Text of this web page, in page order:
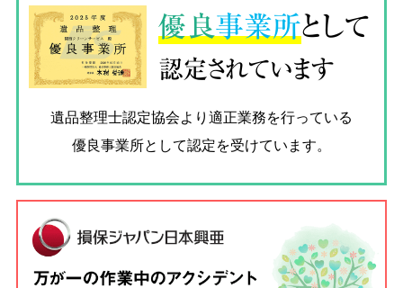
優良事業所として
認定されています
遺品整理士認定協会より適正業務を行っている
優良事業所として認定を受けています。